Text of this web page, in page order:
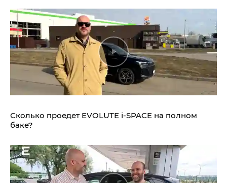
Сколько проедет EVOLUTE i‑SPACE на полном
баке?